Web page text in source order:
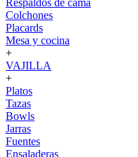
Respaldos de cama
Colchones
Placards
Mesa y cocina
+
VAJILLA
+
Platos
Tazas
Bowls
Jarras
Fuentes
Ensaladeras